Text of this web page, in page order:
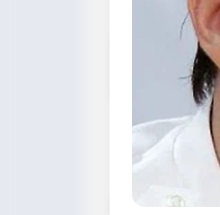
📌 Fakta
BYD